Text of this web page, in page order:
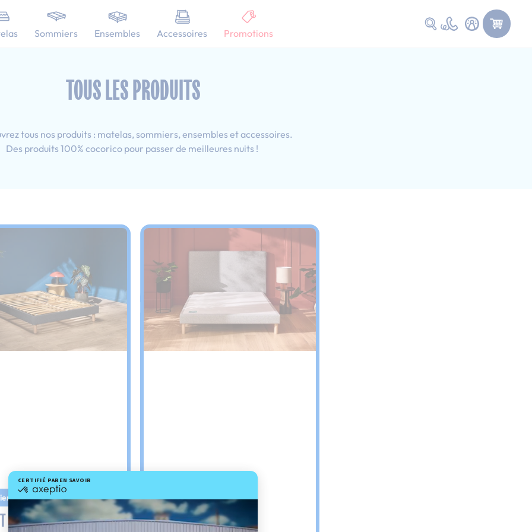
Sommiers Ensembles Accessoires Promotions
Faire une recherche
déco Tous les produits : 140x190 cm
TOUS LES PRODUITS
tous nos produits : matelas, sommiers, ensembles et accessoires.
Des produits 100% cocorico pour passer de meilleures nuits !
Sommier
PENCIL